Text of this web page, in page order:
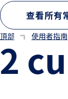
查看所有
頂部 使用者指南